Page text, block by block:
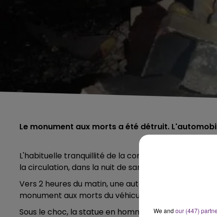
Le monument aux morts a été détruit.
L'habituelle tranquillité de la commune de Tiazy,
la circulation, dans la nuit de samedi à dimanche.
Vers 2 heures du matin, une automobiliste a perdu
monument aux morts du véhicule.
Sous le choc, la statue en hommage aux héros de
We and our (447)